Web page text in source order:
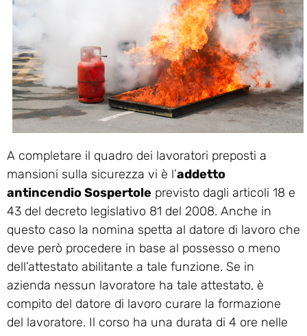
A completare il quadro dei lavoratori preposti a
mansioni sulla sicurezza vi è l’addetto
antincendio Sospertole previsto dagli articoli 18 e
43 del decreto legislativo 81 del 2008. Anche in
questo caso la nomina spetta al datore di lavoro che
deve però procedere in base al possesso o meno
dell’attestato abilitante a tale funzione. Se in
azienda nessun lavoratore ha tale attestato, è
compito del datore di lavoro curare la formazione
del lavoratore. Il corso ha una durata di 4 ore nelle